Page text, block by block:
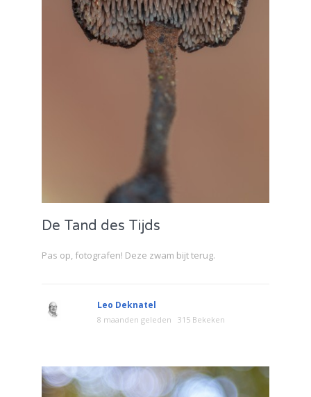
De Tand des Tijds
Pas op, fotografen! Deze zwam bijt terug.
Leo Deknatel
8 maanden geleden 315 Bekeken